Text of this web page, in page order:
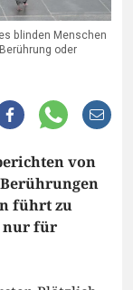
blinden Menschen
oder
von
führt zu
nur für